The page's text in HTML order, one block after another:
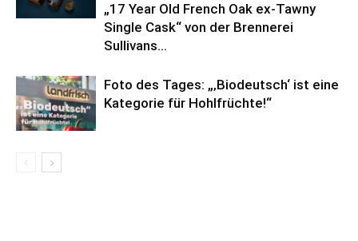
„17 Year Old French Oak ex-Tawny
Single Cask“ von der Brennerei
Sullivans...
Foto des Tages: „‚Biodeutsch‘ ist eine
Kategorie für Hohlfrüchte!“